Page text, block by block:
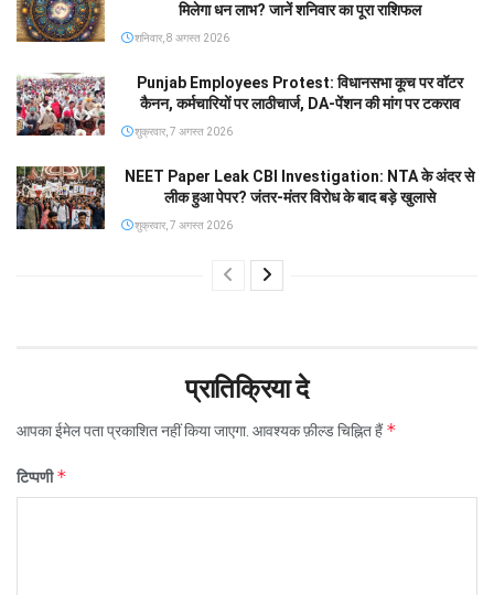
मिलेगा धन लाभ? जानें शनिवार का पूरा राशिफल
शनिवार, 8 अगस्त 2026
Punjab Employees Protest: विधानसभा कूच पर वॉटर
कैनन, कर्मचारियों पर लाठीचार्ज, DA-पेंशन की मांग पर टकराव
शुक्रवार, 7 अगस्त 2026
NEET Paper Leak CBI Investigation: NTA के अंदर से
लीक हुआ पेपर? जंतर-मंतर विरोध के बाद बड़े खुलासे
शुक्रवार, 7 अगस्त 2026
प्रातिक्रिया दे
आपका ईमेल पता प्रकाशित नहीं किया जाएगा. आवश्यक फ़ील्ड चिह्नित हैं*
टिप्पणी*